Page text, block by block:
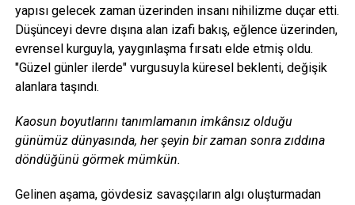
yapısı gelecek zaman üzerinden insanı nihilizme duçar etti.
Düşünceyi devre dışına alan izafi bakış, eğlence üzerinden,
evrensel kurguyla, yaygınlaşma fırsatı elde etmiş oldu.
"Güzel günler ilerde" vurgusuyla küresel beklenti, değişik
alanlara taşındı.
Kaosun boyutlarını tanımlamanın imkânsız olduğu
günümüz dünyasında, her şeyin bir zaman sonra zıddına
döndüğünü görmek mümkün.
Gelinen aşama, gövdesiz savaşçıların algı oluşturmadan